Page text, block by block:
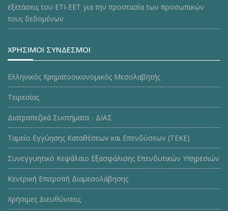
εξετάσεις του ΕΤΙ-ΕΕΤ για την προστασία των προσωπικών
τους δεδομένων
ΧΡΗΣΙΜΟΙ ΣΥΝΔΕΣΜΟΙ
Ελληνικός Χρηματοοικονομικός Μεσολαβητής
Τειρεσίας
Διατραπεζικά Συστήματα - ΔΙΑΣ
Ταμείο Εγγύησης Καταθέσεων και Επενδύσεων (ΤΕΚE)
Συνεγγυητικό Κεφάλαιο Εξασφάλισης Επενδυτικών Υπηρεσιών
Κεντρική Επιτροπή Διαμεσολάβησης
Χρήσιμες Διευθύνσεις